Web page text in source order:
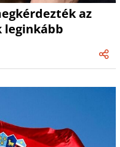
az
leginkább